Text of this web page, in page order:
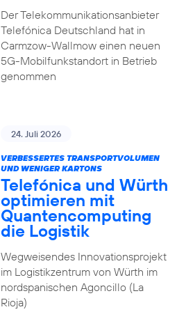
Der Telekommunikationsanbieter
Telefónica Deutschland hat in
Carmzow-Wallmow einen neuen
5G-Mobilfunkstandort in Betrieb
genommen
24. Juli 2026
VERBESSERTES TRANSPORTVOLUMEN
UND WENIGER KARTONS
Telefónica und Würth
optimieren mit
Quantencomputing
die Logistik
Wegweisendes Innovationsprojekt
im Logistikzentrum von Würth im
nordspanischen Agoncillo (La
Rioja)